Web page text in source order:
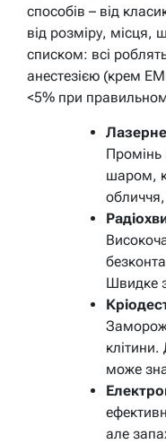
способів – від
від розміру, місця,
списком: всі
анестезією (крем
<5% при
Промінь
шаром,
обличчя,
Швидке
може
але